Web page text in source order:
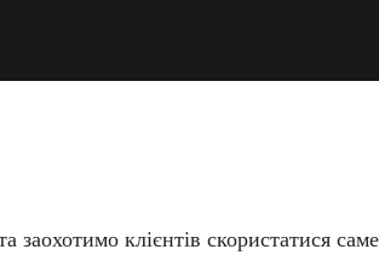
заохотимо клієнтів скористатися